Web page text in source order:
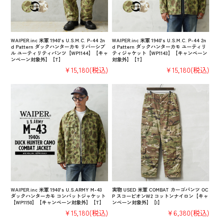
WAIPER.inc 米軍 1940’s U.S.M.C. P-44 2n
d Pattern ダックハンターカモ リバーシブ
ル ユーティリティパンツ【WP1144】【キャ
ンペーン対象外】【T】
¥15,180(税込)
WAIPER.inc 米軍 1940’s U.S.M.C. P-44 2n
d Pattern ダックハンターカモ ユーティリ
ティジャケット【WP1143】【キャンペーン
対象外】【T】
¥15,180(税込)
WAIPER.inc 米軍 1940’s U.S.ARMY M-43
ダックハンターカモ コンバットジャケット
【WP1150】【キャンペーン対象外】【T】
¥15,180(税込)
実物 USED 米軍 COMBAT カーゴパンツ OC
P スコーピオンW2 コットンナイロン【キャ
ンペーン対象外】【I】
¥6,380(税込)